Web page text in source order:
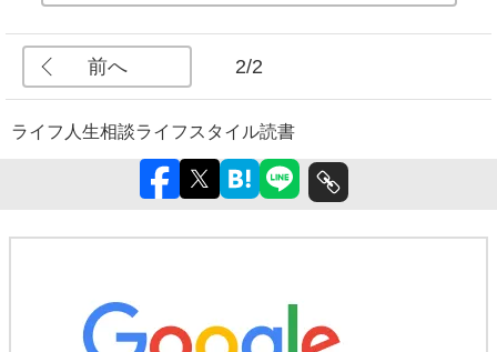
前へ 2/2
ライフ 人生相談ライフスタイル読書